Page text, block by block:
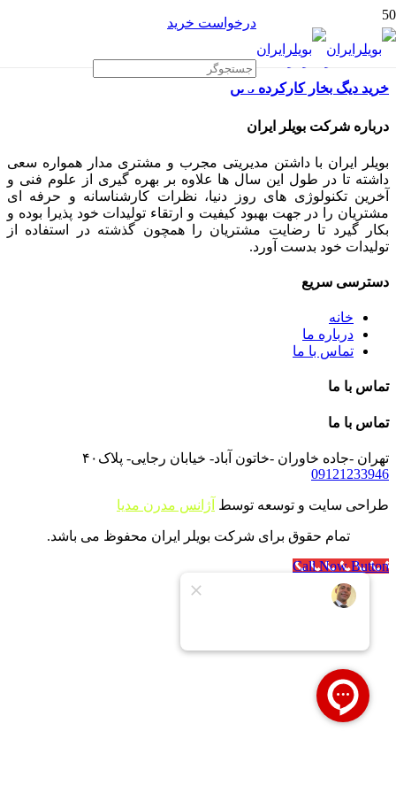
درخواست خرید
خرید دیگ بخار کارکرده 5 تن
درباره شرکت بویلر ایران
بویلر ایران با داشتن مدیریتی مجرب و مشتری مدار همواره سعی
داشته تا در طول این سال ها علاوه بر بهره گیری از علوم فنی و
آخرین تکنولوژی های روز دنیا، نظرات کارشناسانه و حرفه ای
مشتریان را در جهت بهبود کیفیت و ارتقاء تولیدات خود پذیرا بوده و
بکار گیرد تا رضایت مشتریان را همچون گذشته در استفاده از
تولیدات خود بدست آورد.
دسترسی سریع
خانه
درباره ما
تماس با ما
تماس با ما
تماس با ما
تهران -جاده خاوران -خاتون آباد- خیابان رجایی- پلاک۴۰
09121233946
طراحی سایت و توسعه توسط آژانس مدرن مدیا
تمام حقوق برای شرکت بویلر ایران محفوظ می باشد.
Call Now Button